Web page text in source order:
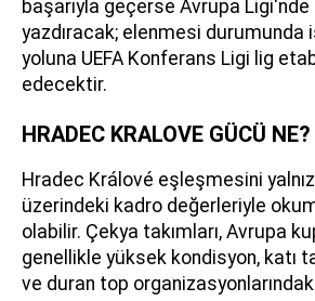
başarıyla geçerse Avrupa Ligi'nde
yazdıracak; elenmesi durumunda
yoluna UEFA Konferans Ligi lig
edecektir.
HRADEC KRALOVE GÜCÜ NE?
Hradec Králové eşleşmesini
üzerindeki kadro değerleriyle
olabilir. Çekya takımları, Avrupa
genellikle yüksek kondisyon, katı
ve duran top